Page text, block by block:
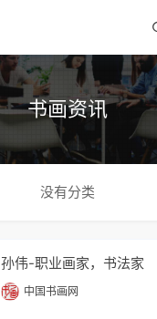
书画资讯
没有分类
孙伟-职业画家，书法家
中国书画网